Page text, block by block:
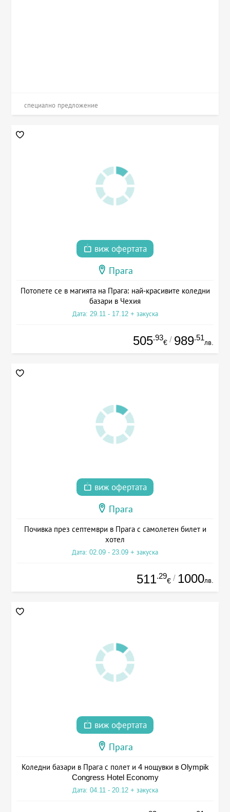
специално предложение
виж офертата
Прага
Потопете се в магията на Прага: най-красивите коледни
базари в Чехия
Дата: 29.11 - 17.12 + закуска
505.93
€ / 989.51
лв.
виж офертата
Прага
Почивка през септември в Прага с самолетен билет и
хотел
Дата: 02.09 - 23.09 + закуска
511.29
€ / 1000лв.
виж офертата
Прага
Коледни базари в Прага с полет и 4 нощувки в Olympik
Congress Hotel Economy
Дата: 04.11 - 20.12 + закуска